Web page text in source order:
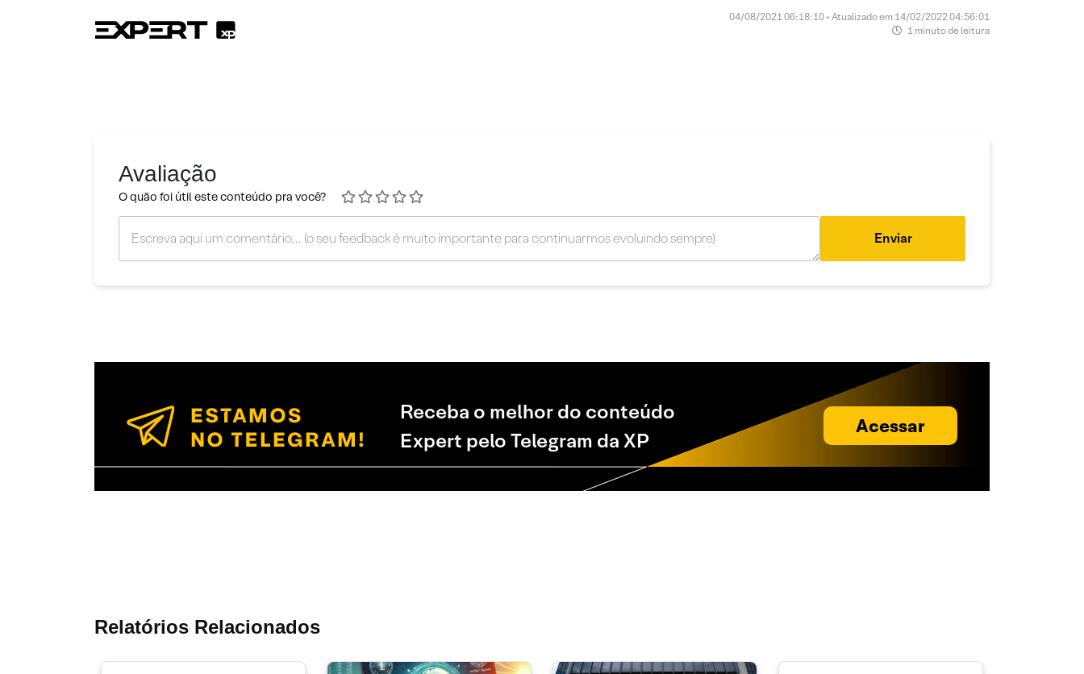
04/08/2021 06:18:10 • Atualizado em 14/02/2022 04:56:01
1 minuto de leitura
Avaliação
O quão foi útil este conteúdo pra você?
Enviar
Receba o melhor do conteúdo
Expert pelo Telegram da XP
Acessar
Relatórios Relacionados